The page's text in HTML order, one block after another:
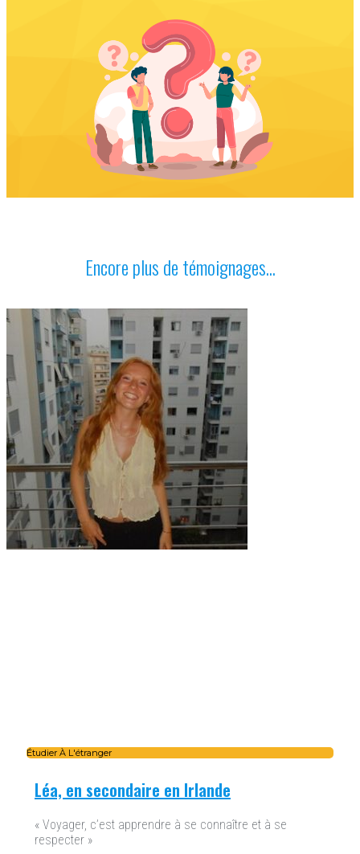
Encore plus de témoignages...
Étudier À L'étranger
Léa, en secondaire en Irlande
« Voyager, c’est apprendre à se connaître et à se
respecter »